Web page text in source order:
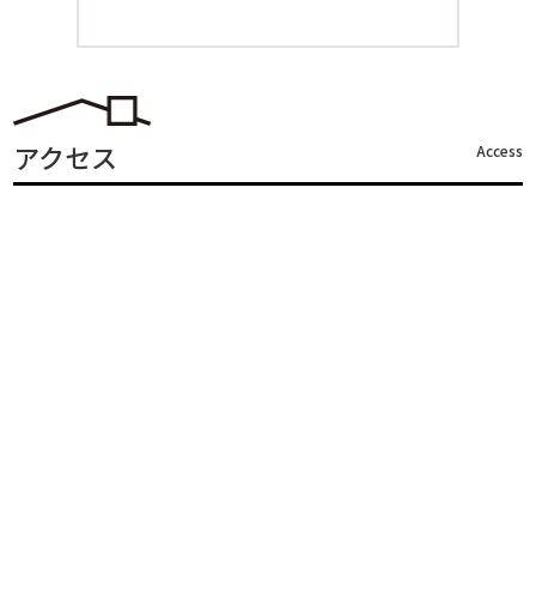
アクセス Access